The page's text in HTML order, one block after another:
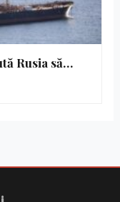
Rusia să…